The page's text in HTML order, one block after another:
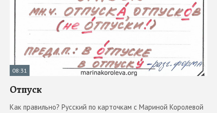
08:31
Отпуск
Как правильно? Русский по карточкам с Мариной Королевой